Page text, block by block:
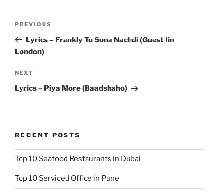
Previous
Post
PREVIOUS
Lyrics – Frankly Tu Sona Nachdi (Guest Iin
London)
Next
Post
NEXT
Lyrics – Piya More (Baadshaho)
RECENT POSTS
Top 10 Seafood Restaurants in Dubai
Top 10 Serviced Office in Pune